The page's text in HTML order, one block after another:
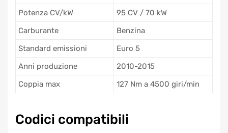
Potenza CV/kW
95 CV / 70 kW
Carburante
Benzina
Standard emissioni
Euro 5
Anni produzione
2010-2015
Coppia max
127 Nm a 4500 giri/min
Codici compatibili